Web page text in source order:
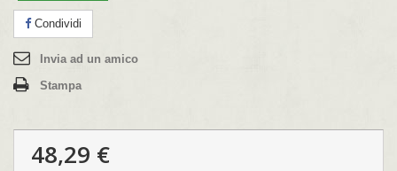
Condividi
Invia ad un amico
Stampa
48,29 €